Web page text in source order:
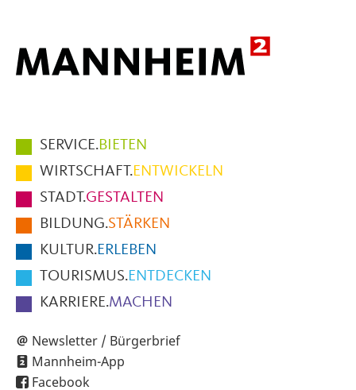
Hauptmenüpunkte
im
Fußbereich
der
Seite
SERVICE.BIETEN
WIRTSCHAFT.ENTWICKELN
STADT.GESTALTEN
BILDUNG.STÄRKEN
KULTUR.ERLEBEN
TOURISMUS.ENTDECKEN
KARRIERE.MACHEN
Newsletter / Bürgerbrief
Mannheim-App
Facebook